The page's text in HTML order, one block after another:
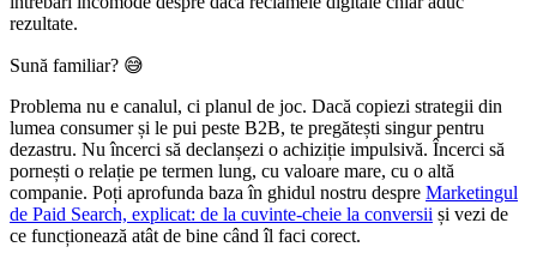
rezultate.
Sună familiar? 😅
Problema nu e canalul, ci planul de joc. Dacă copiezi strategii din
lumea consumer și le pui peste B2B, te pregătești singur pentru
dezastru. Nu încerci să declanșezi o achiziție impulsivă. Încerci să
pornești o relație pe termen lung, cu valoare mare, cu o altă
companie. Poți aprofunda baza în ghidul nostru despre Marketingul
de Paid Search, explicat: de la cuvinte-cheie la conversii și vezi de
ce funcționează atât de bine când îl faci corect.